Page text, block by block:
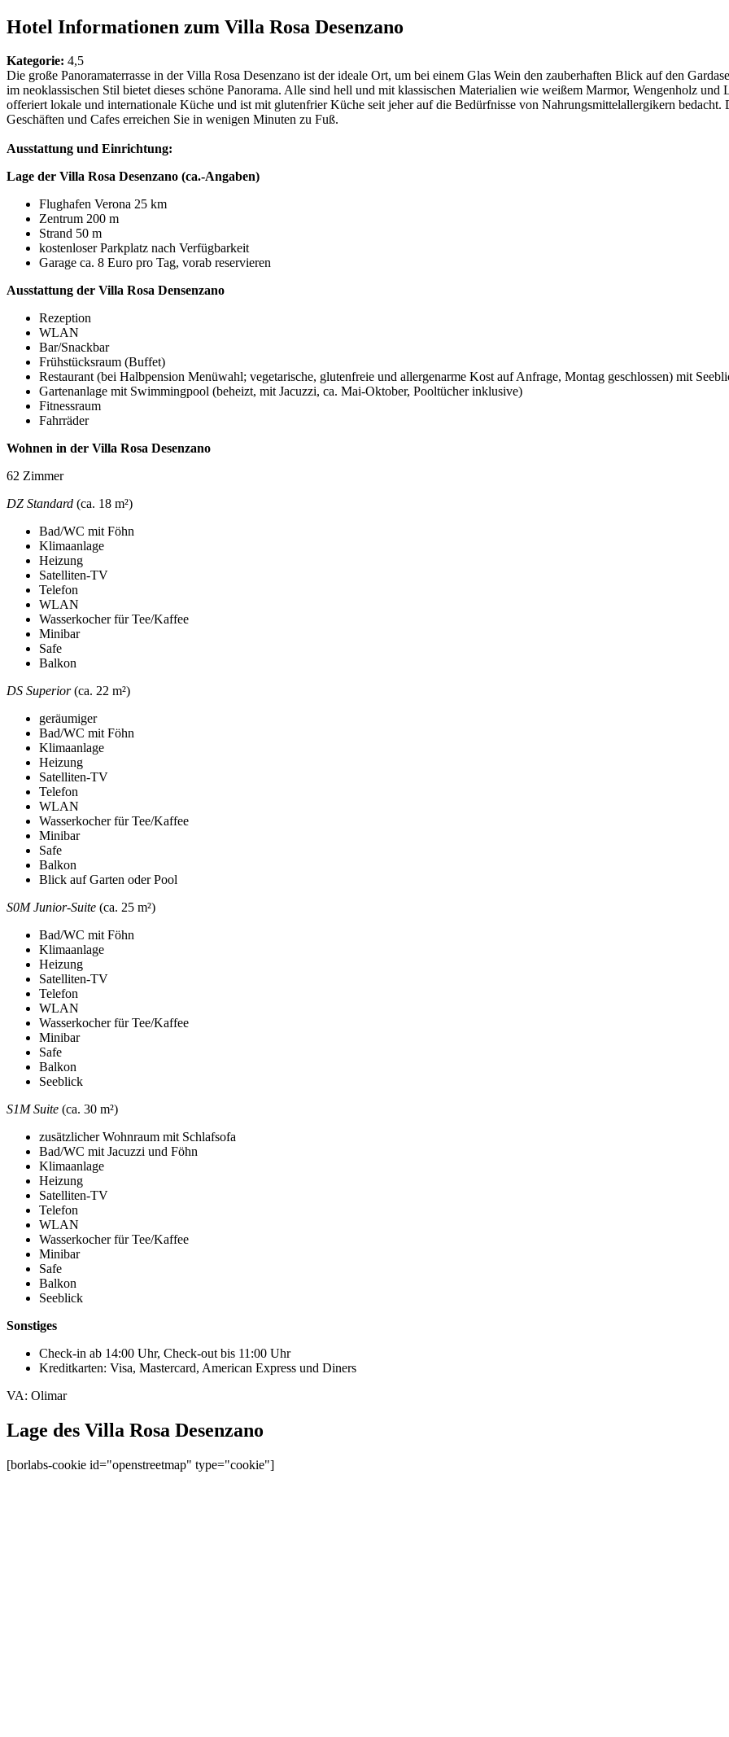
Hotel Informationen zum Villa Rosa Desenzano
Kategorie: 4,5
Die große Panoramaterrasse in der Villa Rosa Desenzano ist der ideale Ort, um bei einem Glas Wein den zauberhaften Blick auf den
im neoklassischen Stil bietet dieses schöne Panorama. Alle sind hell und mit klassischen Materialien wie weißem Marmor, Wengenholz und
offeriert lokale und internationale Küche und ist mit glutenfrier Küche seit jeher auf die Bedürfnisse von Nahrungsmittelallergikern bedacht.
Geschäften und Cafes erreichen Sie in wenigen Minuten zu Fuß.
Ausstattung und Einrichtung:
Lage der Villa Rosa Desenzano (ca.-Angaben)
Flughafen Verona 25 km
Zentrum 200 m
Strand 50 m
kostenloser Parkplatz nach Verfügbarkeit
Garage ca. 8 Euro pro Tag, vorab reservieren
Ausstattung der Villa Rosa Densenzano
Rezeption
WLAN
Bar/Snackbar
Frühstücksraum (Buffet)
Restaurant (bei Halbpension Menüwahl; vegetarische, glutenfreie und allergenarme Kost auf Anfrage, Montag geschlossen) mit
Gartenanlage mit Swimmingpool (beheizt, mit Jacuzzi, ca. Mai-Oktober, Pooltücher inklusive)
Fitnessraum
Fahrräder
Wohnen in der Villa Rosa Desenzano
62 Zimmer
DZ Standard (ca. 18 m²)
Bad/WC mit Föhn
Klimaanlage
Heizung
Satelliten-TV
Telefon
WLAN
Wasserkocher für Tee/Kaffee
Minibar
Safe
Balkon
DS Superior(ca. 22 m²)
geräumiger
Bad/WC mit Föhn
Klimaanlage
Heizung
Satelliten-TV
Telefon
WLAN
Wasserkocher für Tee/Kaffee
Minibar
Safe
Balkon
Blick auf Garten oder Pool
S0M Junior-Suite (ca. 25 m²)
Bad/WC mit Föhn
Klimaanlage
Heizung
Satelliten-TV
Telefon
WLAN
Wasserkocher für Tee/Kaffee
Minibar
Safe
Balkon
Seeblick
S1M Suite (ca. 30 m²)
zusätzlicher Wohnraum mit Schlafsofa
Bad/WC mit Jacuzzi und Föhn
Klimaanlage
Heizung
Satelliten-TV
Telefon
WLAN
Wasserkocher für Tee/Kaffee
Minibar
Safe
Balkon
Seeblick
Sonstiges
Check-in ab 14:00 Uhr, Check-out bis 11:00 Uhr
Kreditkarten: Visa, Mastercard, American Express und Diners
VA: Olimar
Lage des Villa Rosa Desenzano
[borlabs-cookie id="openstreetmap" type="cookie"]